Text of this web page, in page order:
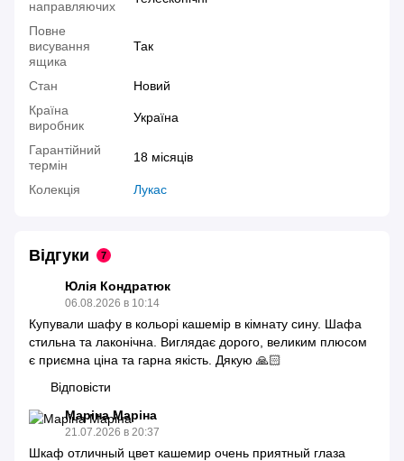
направляючих
Повне
висування
ящика
Так
Стан
Новий
Країна
виробник
Україна
Гарантійний
термін
18 місяців
Колекція Лукас
Відгуки 7
Юлія Кондратюк
06.08.2026 в 10:14
Купували шафу в кольорі кашемір в кімнату сину. Шафа
стильна та лаконічна. Виглядає дорого, великим плюсом
є приємна ціна та гарна якість. Дякую 🙏🏻
Відповісти
Маріна Маріна
21.07.2026 в 20:37
Шкаф отличный цвет кашемир очень приятный глаза